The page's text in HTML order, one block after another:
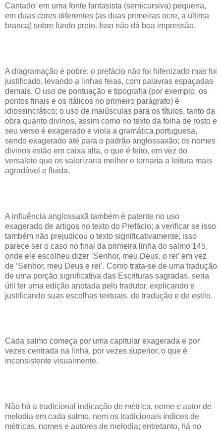
Cantado’ em uma fonte fantasista (semicursiva) pequena,
em duas cores diferentes (as duas primeiras ocre, a última
branca) sobre fundo preto. Isso não dá boa impressão.
A diagramação é pobre: o prefácio não foi hifenizado mas foi
justificado, levando a linhas feias, com palavras espaçadas
demais. O uso de pontuação e tipografia (por exemplo, os
pontos finais e os itálicos no primeiro parágrafo) é
idiossincrático; o uso de maiúsculas para os títulos, tanto da
obra quanto divinos, assim como no texto da folha de rosto e
seu verso é exagerado e viola a gramática portuguesa,
sendo exagerado até para o padrão anglossaxão; os nomes
divinos estão em caixa alta, o que é feito, em vez do
versalete que os valorizaria melhor e tornaria a leitura mais
agradável e fluida.
A influência anglossaxã também é patente no uso
exagerado de artigos no texto do Prefácio; a verificar se isso
também não prejudicou o texto significativamente; isso
parece ser o caso no final da primeira linha do salmo 145,
onde ele escolheu dizer ‘Senhor, meu Deus, o rei’ em vez
de ‘Senhor, meu Deus e rei’. Como trata-se de uma tradução
de uma porção significativa das Escrituras sagradas, seria
útil ter uma edição anotada pelo tradutor, explicando e
justificando suas escolhas textuais, de tradução e de estilo.
Cada salmo começa por uma capitular exagerada e por
vezes centrada na linha, por vezes superior, o que é
inconsistente visualmente.
Não há a tradicional indicação de métrica, nome e autor de
melodia em cada salmo, nem os tradicionais índices de
métricas, nomes e autores de melodia; entretanto, há no